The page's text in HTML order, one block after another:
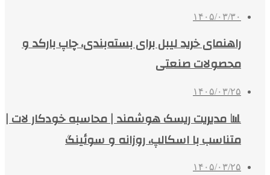
۱۴۰۵/۰۳/۳۰
راهنمای خرید لیبل برای بسته‌بندی، چاپ بارکد و
محصولات صنعتی
۱۴۰۵/۰۳/۲۵
📊 مدیریت ریسک هوشمند | محاسبه خودکار لات |
متناسب با اسکالپ، روزانه و سوئینگ
۱۴۰۵/۰۳/۲۵